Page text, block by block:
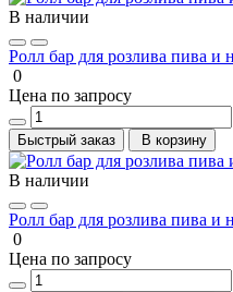
В наличии
Ролл бар для розлива пива и
0
Цена по запросу
Быстрый заказ В корзину
В наличии
Ролл бар для розлива пива и
0
Цена по запросу